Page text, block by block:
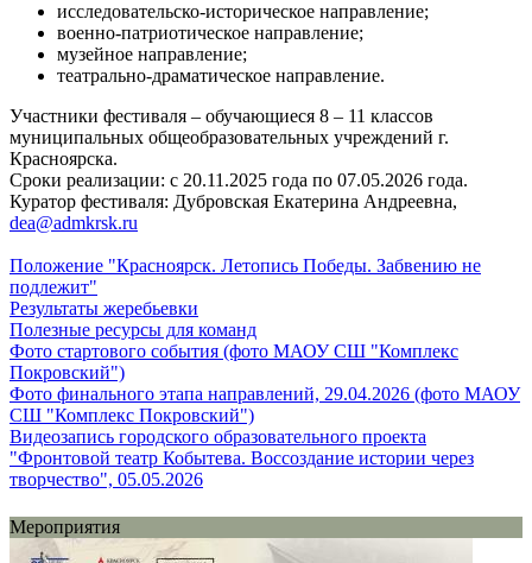
исследовательско-историческое направление;
военно-патриотическое направление;
музейное направление;
театрально-драматическое направление.
Участники фестиваля – обучающиеся 8 – 11 классов
муниципальных общеобразовательных учреждений г.
Красноярска.
Сроки реализации: с 20.11.2025 года по 07.05.2026 года.
Куратор фестиваля: Дубровская Екатерина Андреевна,
dea@admkrsk.ru
Положение "Красноярск. Летопись Победы. Забвению не
подлежит"
Результаты жеребьевки
Полезные ресурсы для команд
Фото стартового события (фото МАОУ СШ "Комплекс
Покровский")
Фото финального этапа направлений, 29.04.2026 (фото МАОУ
СШ "Комплекс Покровский")
Видеозапись городского образовательного проекта
"Фронтовой театр Кобытева. Воссоздание истории через
творчество", 05.05.2026
Мероприятия